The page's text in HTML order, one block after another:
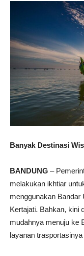
Banyak Destinasi
BANDUNG –
melakukan ikhtiar
menggunakan Bandar
Kertajati. Bahkan, kini
mudahnya menuju ke
layanan